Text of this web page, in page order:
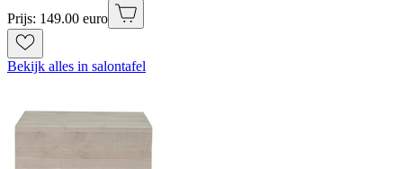
Prijs: 149.00 euro
Bekijk alles in salontafel